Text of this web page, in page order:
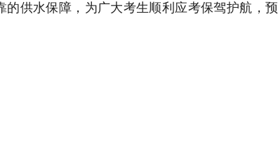
供水保障，为广大考生顺利应考保驾护航，预